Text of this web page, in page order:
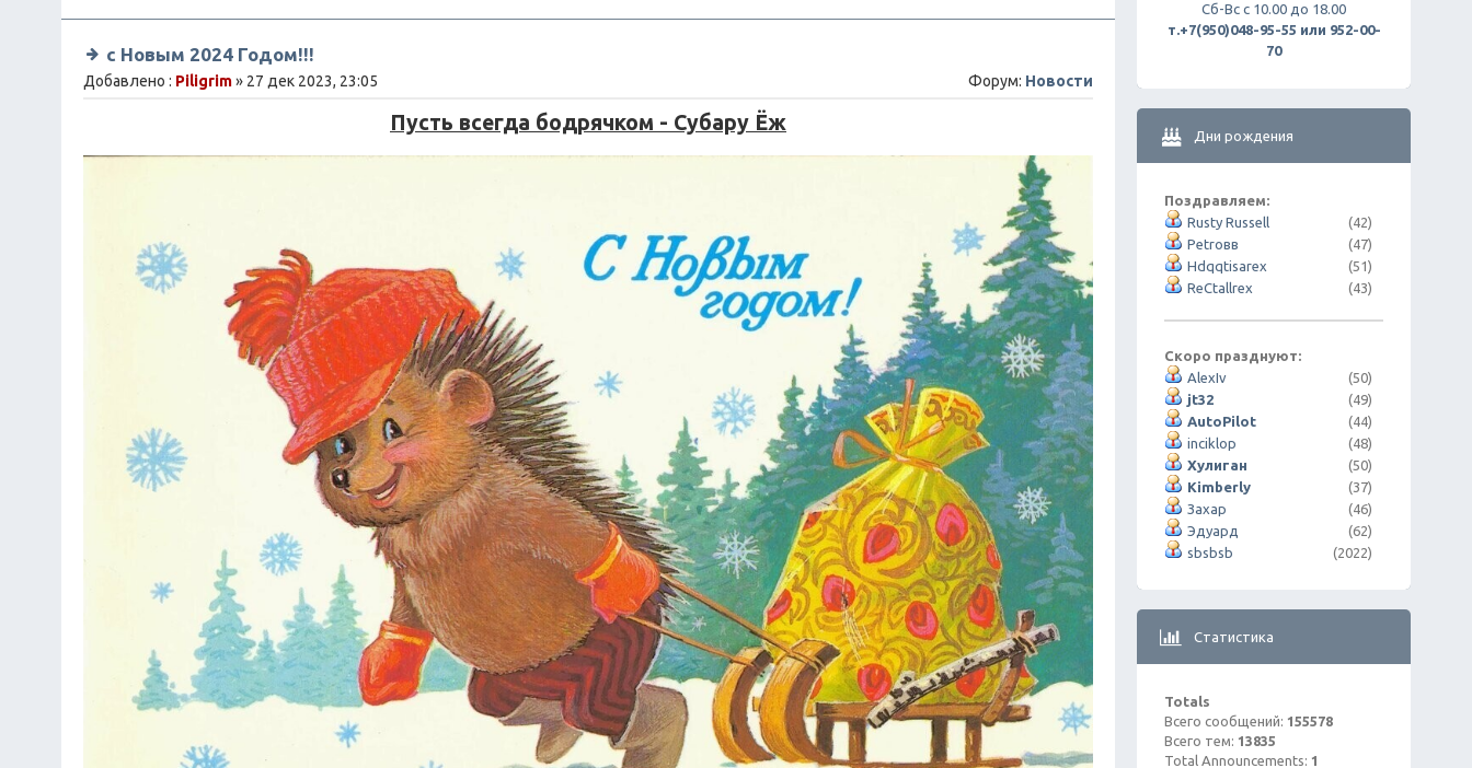
с Новым 2024 Годом!!!
Добавлено : Piligrim» 27 дек 2023, 23:05 Форум: Новости
Пусть всегда бодрячком - Субару Ёж
Сб-Вс с 10.00 до 18.00
т.+7(950)048-95-55 или 952-00-
70
Дни рождения
Поздравляем:
Rusty Russell
(42)
Petroвв
(47)
Hdqqtisarex
(51)
ReCtallrex
(43)
Скоро празднуют:
AlexIv
(50)
jt32
(49)
AutoPilot
(44)
inciklop
(48)
Хулиган
(50)
Kimberly
(37)
Захар
(46)
Эдуард
(62)
sbsbsb
(2022)
Статистика
Totals
Всего сообщений: 155578
Всего тем: 13835
Total Announcements: 1